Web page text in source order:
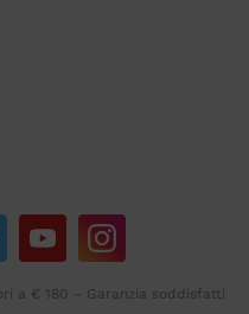
a € 180 – Garanzia soddisfatti